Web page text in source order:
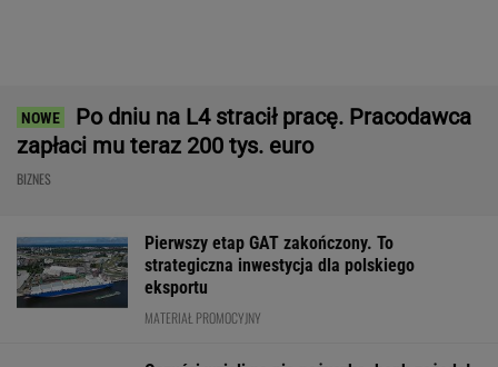
Oszuści wzięli na nią pożyczkę, bank zażądał